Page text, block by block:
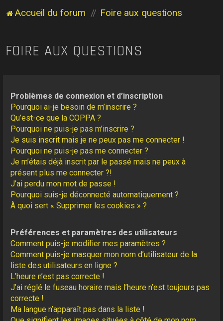
Accueil du forum Foire aux questions
FOIRE AUX QUESTIONS
Problèmes de connexion et d’inscription
Pourquoi ai-je besoin de m’inscrire ?
Qu’est-ce que la COPPA ?
Pourquoi ne puis-je pas m’inscrire ?
Je suis inscrit mais je ne peux pas me connecter !
Pourquoi ne puis-je pas me connecter ?
Je m’étais déjà inscrit par le passé mais ne peux à
présent plus me connecter ?!
J’ai perdu mon mot de passe !
Pourquoi suis-je déconnecté automatiquement ?
À quoi sert « Supprimer les cookies » ?
Préférences et paramètres des utilisateurs
Comment puis-je modifier mes paramètres ?
Comment puis-je masquer mon nom d’utilisateur de la
liste des utilisateurs en ligne ?
L’heure n’est pas correcte !
J’ai réglé le fuseau horaire mais l’heure n’est toujours pas
correcte !
Ma langue n’apparaît pas dans la liste !